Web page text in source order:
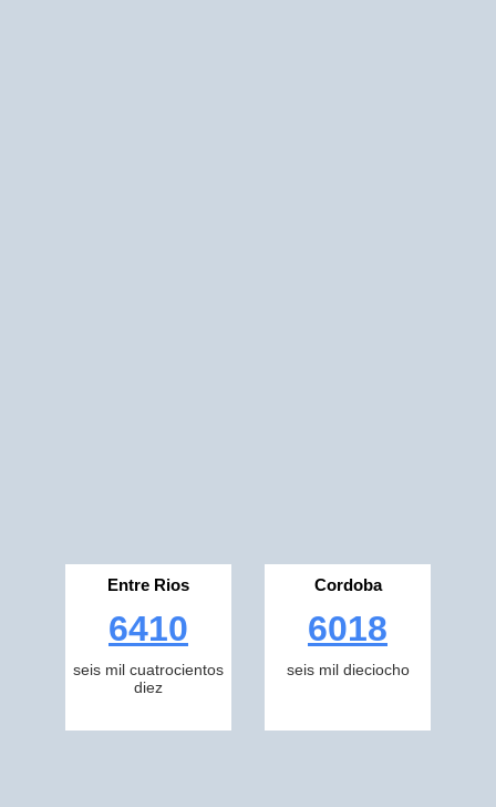
Entre Rios
6410
seis mil cuatrocientos
diez
Cordoba
6018
seis mil dieciocho